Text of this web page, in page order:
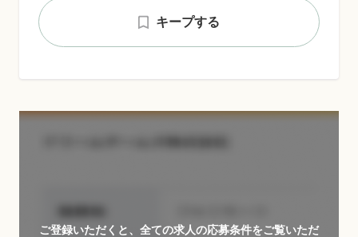
キープする
ご登録いただくと、全ての求人の応募条件をご覧いただ